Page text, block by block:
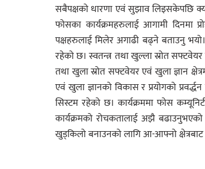
सबैपक्षको धारणा एवं सुझाव लिइसकेपछि
फोसका कार्यक्रमहरुलाई आगामी दिनमा
पक्षहरुलाई मिलेर अगाढी बढ्ने बताउनु
रहेको छ। स्वतन्त्र तथा खुल्ला स्रोत
तथा खुला स्रोत सफ्टवेयर एवं खुला ज्ञान
एवं खुला ज्ञानको विकास र प्रयोगको
सिस्टम रहेको छ। कार्यक्रममा फोस
कार्यक्रमको रोचकतालाई अझै
खुड्किलो बनाउनको लागि आ-आफ्नो क्षेत्रबाट